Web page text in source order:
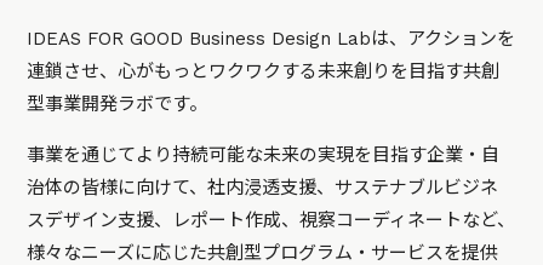
IDEAS FOR GOOD Business Design Labは、アクションを
連鎖させ、心がもっとワクワクする未来創りを目指す共創
型事業開発ラボです。
事業を通じてより持続可能な未来の実現を目指す企業・自
治体の皆様に向けて、社内浸透支援、サステナブルビジネ
スデザイン支援、レポート作成、視察コーディネートなど、
様々なニーズに応じた共創型プログラム・サービスを提供